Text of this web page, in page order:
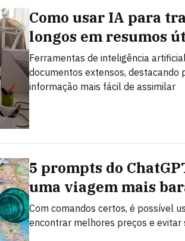
Como usar IA para
longos em resumos
Ferramentas de inteligência
documentos extensos, destacando
informação mais fácil de assimilar
5 prompts do
uma viagem mais
Com comandos certos, é possível
encontrar melhores preços e evitar